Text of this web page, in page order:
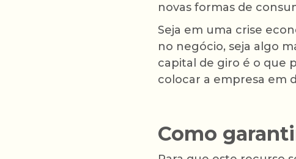
novas formas de
Seja em uma crise
no negócio, seja algo
capital de giro é o que
colocar a empresa em
Como